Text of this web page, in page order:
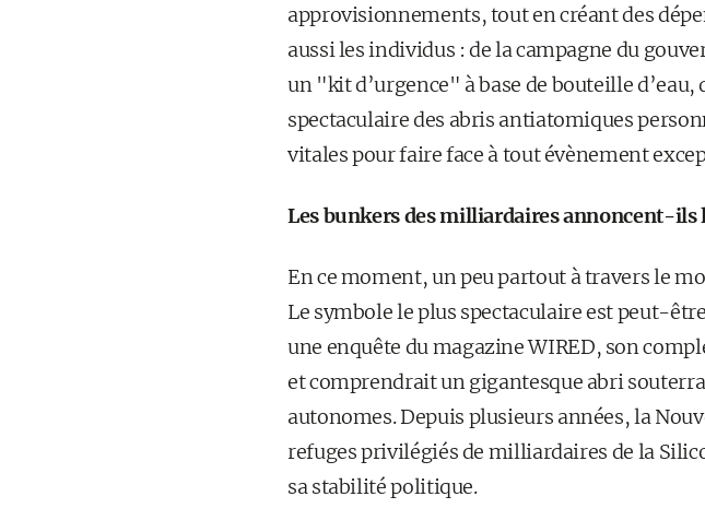
approvisionnements, tout en créant des
aussi les individus : de la campagne du
un "kit d’urgence" à base de bouteille
spectaculaire des abris antiatomiques
vitales pour faire face à tout évènement
Les bunkers des milliardaires annoncent-ils
En ce moment, un peu partout à travers le
Le symbole le plus spectaculaire est peut-
une enquête du magazine WIRED, son
et comprendrait un gigantesque abri
autonomes. Depuis plusieurs années, la
refuges privilégiés de milliardaires de la
sa stabilité politique.